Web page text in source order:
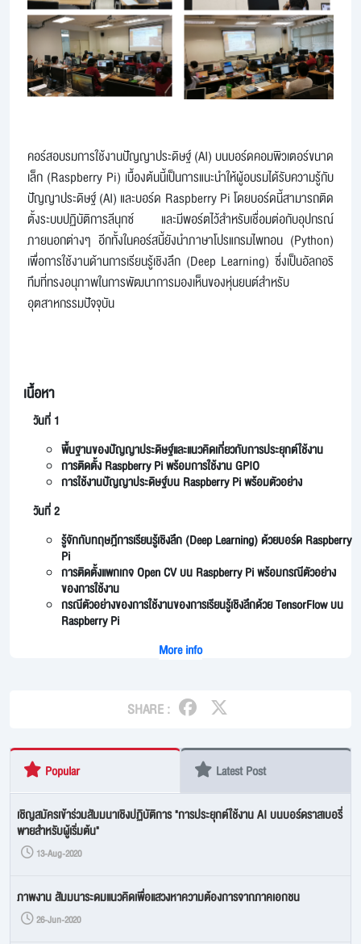
คอร์สอบรมการใช้งานปัญญาประดิษฐ์ (AI) บนบอร์ดคอมพิวเตอร์ขนาด
เล็ก (Raspberry Pi) เบื้องต้นนี้เป็นการแนะนำให้ผู้อบรมได้รับความรู้กับ
ปัญญาประดิษฐ์ (AI) และบอร์ด Raspberry Pi โดยบอร์ดนี้สามารถติด
ตั้งระบบปฏิบัติการลีนุกซ์ และมีพอร์ตไว้สำหรับเชื่อมต่อกับอุปกรณ์
ภายนอกต่างๆ อีกทั้งในคอร์สนี้ยังนำภาษาโปรแกรมไพทอน (Python)
เพื่อการใช้งานด้านการเรียนรู้เชิงลึก (Deep Learning) ซึ่งเป็นอัลกอริ
ทึมที่ทรงอนุภาพในการพัฒนาการมองเห็นของหุ่นยนต์สำหรับ
อุตสาหกรรมปัจจุบัน
เนื้อหา
วันที่ 1
พื้นฐานของปัญญาประดิษฐ์และแนวคิดเกี่ยวกับการประยุกต์ใช้งาน
การติดตั้ง Raspberry Pi พร้อมการใช้งาน GPIO
การใช้งานปัญญาประดิษฐ์บน Raspberry Pi พร้อมตัวอย่าง
วันที่ 2
รู้จักกับทฤษฎีการเรียนรู้เชิงลึก (Deep Learning) ด้วยบอร์ด Raspberry
Pi
การติดตั้งแพกเกจ Open CV บน Raspberry Pi พร้อมกรณีตัวอย่าง
ของการใช้งาน
กรณีตัวอย่างของการใช้งานของการเรียนรู้เชิงลึกด้วย TensorFlow บน
Raspberry Pi
More info
SHARE :
Popular Latest Post
เชิญสมัครเข้าร่วมสัมมนาเชิงปฏิบัติการ "การประยุกต์ใช้งาน AI บนบอร์ดราสเบอรี่
พายสำหรับผู้เริ่มต้น"
13-Aug-2020
ภาพงาน สัมมนาระดมแนวคิดเพื่อแสวงหาความต้องการจากภาคเอกชน
26-Jun-2020